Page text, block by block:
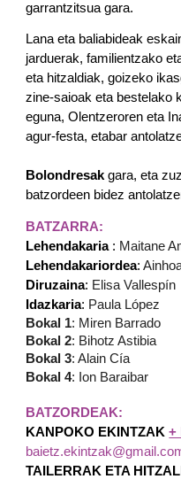
garrantzitsua gara.
Lana eta baliabideak
jarduerak, familientzako
eta hitzaldiak, goizeko
zine-saioak eta bestelako
eguna, Olentzeroren eta
agur-festa, etabar
Bolondresakgara, eta
batzordeen bidez
BATZARRA:
Lehendakaria : Maitane
Lehendakariordea:
Diruzaina: Elisa Vallespín
Idazkaria: Paula López
Bokal 1: Miren Barrado
Bokal 2: Bihotz Astibia
Bokal 3: Alain Cía
Bokal 4: Ion Baraibar
BATZORDEAK:
KANPOKO EKINTZAK+
TAILERRAK ETA